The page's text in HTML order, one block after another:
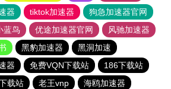
器 tiktok加速器
狗急加速器官网
蓝鸟 优途加速器官网
风驰加速器
黑豹加速器
黑洞加速
器 免费VQN下载站
186下载站
载站 老王vnp
海鸥加速器